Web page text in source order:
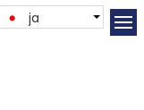
ja